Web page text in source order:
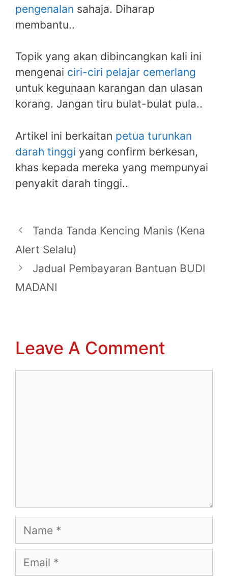
pengenalan sahaja. Diharap
membantu..
Topik yang akan dibincangkan kali ini
mengenai ciri-ciri pelajar cemerlang
untuk kegunaan karangan dan ulasan
korang. Jangan tiru bulat-bulat pula..
Artikel ini berkaitan petua turunkan
darah tinggi yang confirm berkesan,
khas kepada mereka yang mempunyai
penyakit darah tinggi..
Tanda Tanda Kencing Manis (Kena
Alert Selalu)
Jadual Pembayaran Bantuan BUDI
MADANI
Leave A Comment
Name
Email